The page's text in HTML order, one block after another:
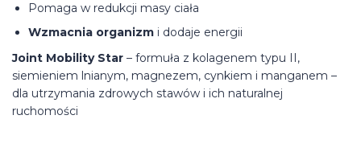
Pomaga w redukcji masy ciała
Wzmacnia organizm i dodaje energii
Joint Mobility Star – formuła z kolagenem typu II,
siemieniem lnianym, magnezem, cynkiem i manganem –
dla utrzymania zdrowych stawów i ich naturalnej
ruchomości